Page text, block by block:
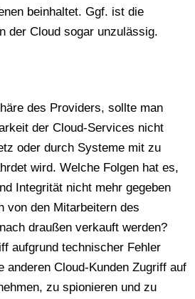
beinhaltet. Ggf. ist die
der Cloud sogar unzulässig.
des Providers, sollte man
der Cloud-Services nicht
oder durch Systeme mit zu
wird. Welche Folgen hat es,
Integrität nicht mehr gegeben
von den Mitarbeitern des
draußen verkauft werden?
aufgrund technischer Fehler
anderen Cloud-Kunden Zugriff auf
zu spionieren und zu